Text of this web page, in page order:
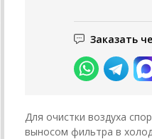
Заказать
Для очистки воздуха
выносом фильтра в